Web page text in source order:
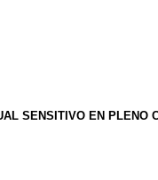
SENSITIVO EN PLENO